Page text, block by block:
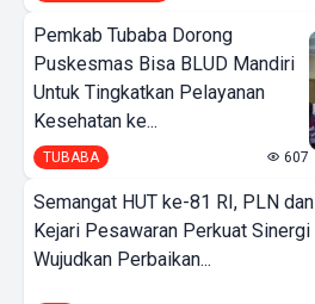
Pemkab Tubaba Dorong
Puskesmas Bisa BLUD Mandiri
Untuk Tingkatkan Pelayanan
Kesehatan ke...
TUBABA 607
Semangat HUT ke-81 RI, PLN dan
Kejari Pesawaran Perkuat Sinergi
Wujudkan Perbaikan...